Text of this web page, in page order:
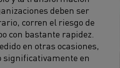
deben ser
corren el riesgo de
con bastante rapidez.
en otras ocasiones,
en